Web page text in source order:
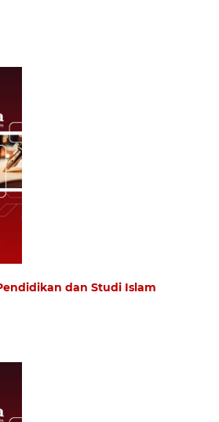
dan Studi Islam